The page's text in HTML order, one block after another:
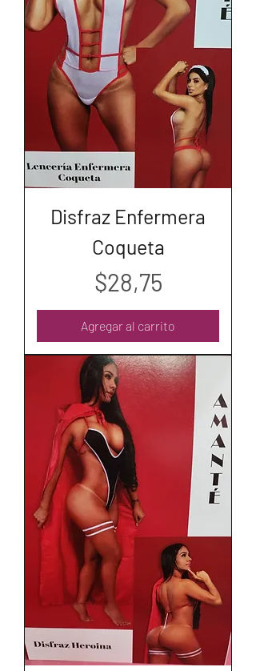
Disfraz Enfermera
Coqueta
Precio
$28,75
Agregar al carrito